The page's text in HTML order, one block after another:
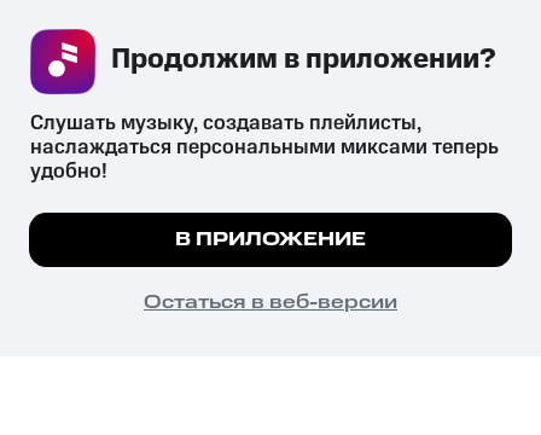
СКАЧАТЬ ПРИЛОЖЕНИЕ
психотропных веществ, их аналогов причиняет вред здоровью,
их незаконный оборот запрещён и влечёт установленную
законодательством ответственность.
© 2026 ООО «КИОН».
Все права защищены
Мы используем куки, чтобы на сайте все
Подробнее
ПОНЯТНО
Слушать музыку, создавать плейлисты,
наслаждаться персональными миксами теперь
удобно!
В ПРИЛОЖЕНИЕ
Остаться в веб-версии